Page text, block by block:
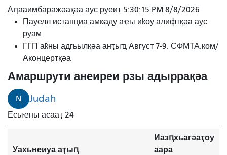
Аԥааимбаражәақәа аус руеит 5:30:15 PM 8/8/2026
Пауелл истанциа амҩаду аҿы иҟоу алифтқәа аус
руам
ГГП аҟны адгьылқәа анҭыҵ Август 7-9. СФМТА.ком/
Аконцертқәа
Амаршрути анеиреи рзы адыррақәа
N Judah
Есыҽны асааҭ 24
Уахьнеиуа аҭыԥ
Иазԥхьагәаҭоу
аара